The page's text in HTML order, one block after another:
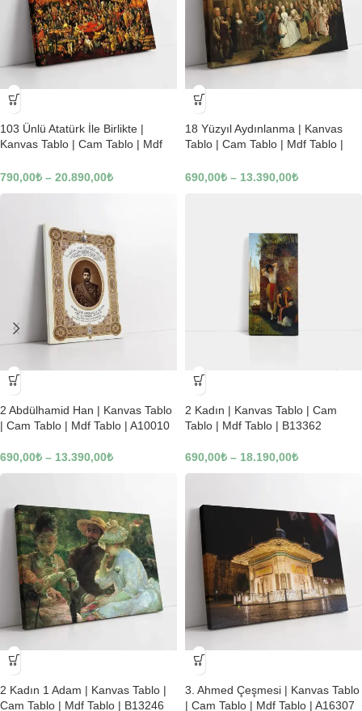
-23%
103 Ünlü Atatürk İle Birlikte |
Kanvas Tablo | Cam Tablo | Mdf
790,00₺ – 20.890,00₺
-23%
18 Yüzyıl Aydınlanma | Kanvas
Tablo | Cam Tablo | Mdf Tablo |
690,00₺ – 13.390,00₺
-23%
2 Abdülhamid Han | Kanvas Tablo
| Cam Tablo | Mdf Tablo | A10010
690,00₺ – 13.390,00₺
-23%
2 Kadın | Kanvas Tablo | Cam
Tablo | Mdf Tablo | B13362
690,00₺ – 18.190,00₺
-23%
2 Kadın 1 Adam | Kanvas Tablo |
Cam Tablo | Mdf Tablo | B13246
-23%
3. Ahmed Çeşmesi | Kanvas Tablo
| Cam Tablo | Mdf Tablo | A16307